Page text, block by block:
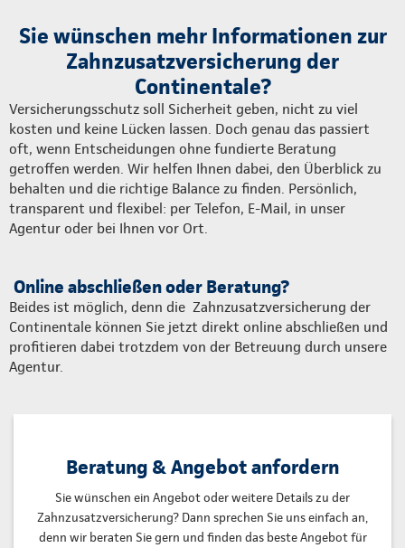
Sie wünschen mehr Informationen zur
Zahnzusatzversicherung der
Continentale?
Versicherungsschutz soll Sicherheit geben, nicht zu viel
kosten und keine Lücken lassen. Doch genau das passiert
oft, wenn Entscheidungen ohne fundierte Beratung
getroffen werden. Wir helfen Ihnen dabei, den Überblick zu
behalten und die richtige Balance zu finden. Persönlich,
transparent und flexibel: per Telefon, E-Mail, in unser
Agentur oder bei Ihnen vor Ort.
Online abschließen oder Beratung?
Beides ist möglich, denn die Zahnzusatzversicherung der
Continentale können Sie jetzt direkt online abschließen und
profitieren dabei trotzdem von der Betreuung durch unsere
Agentur.
Beratung & Angebot anfordern
Sie wünschen ein Angebot oder weitere Details zu der
Zahnzusatzversicherung? Dann sprechen Sie uns einfach an,
denn wir beraten Sie gern und finden das beste Angebot für